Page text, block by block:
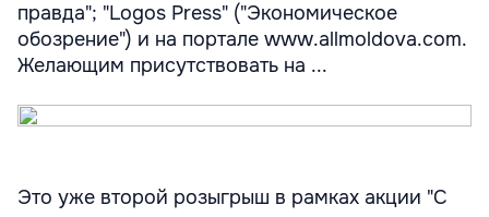
правда"; "Logos Press" ("Экономическое
обозрение") и на портале www.allmoldova.com.
Желающим присутствовать на ...
Это уже второй розыгрыш в рамках акции "С